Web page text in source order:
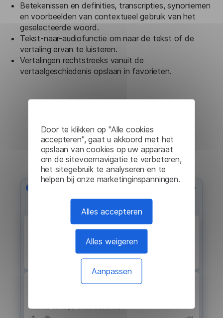
Door te klikken op "Alle cookies
accepteren", gaat u akkoord met het
opslaan van cookies op uw apparaat
om de sitevoernavigatie te verbeteren,
het sitegebruik te analyseren en te
helpen bij onze marketinginspanningen.
Alles accepteren
Alles weigeren
Aanpassen
Betekenissen en definities, transcripties, synoniemen
en voorbeelden van contextueel gebruik van het
geselecteerde woord.
Tekst-naar-audiofunctie om naar de tekst of de
vertaling ervan te luisteren.
Vertalingen rechtstreeks vanuit de
vertaalgeschiedenis opslaan in favorieten.